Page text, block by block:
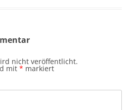
nicht veröffentlicht.
mit * markiert